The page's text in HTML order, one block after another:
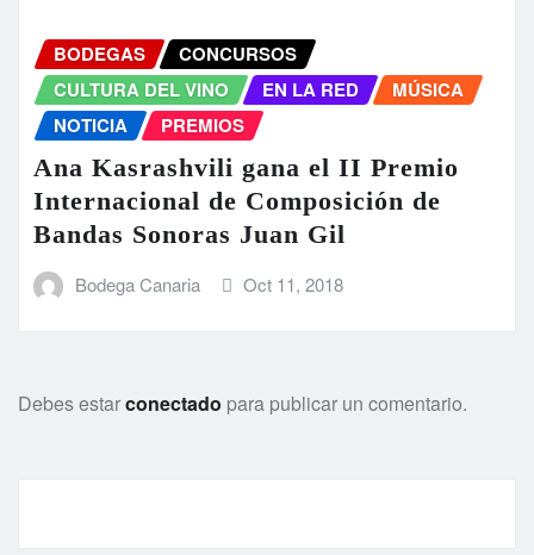
BODEGAS
CONCURSOS
CULTURA DEL VINO
EN LA RED
MÚSICA
NOTICIA
PREMIOS
Ana Kasrashvili gana el II Premio
Internacional de Composición de
Bandas Sonoras Juan Gil
Bodega Canaria Oct 11, 2018
Debes estarconectado para publicar un comentario.